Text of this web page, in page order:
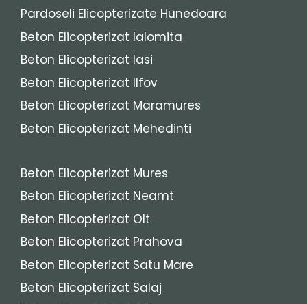
Pardoseli Elicopterizate Hunedoara
Beton Elicopterizat Ialomita
Beton Elicopterizat Iasi
Beton Elicopterizat Ilfov
Beton Elicopterizat Maramures
Beton Elicopterizat Mehedinti
Beton Elicopterizat Mures
Beton Elicopterizat Neamt
Beton Elicopterizat Olt
Beton Elicopterizat Prahova
Beton Elicopterizat Satu Mare
Beton Elicopterizat Salaj